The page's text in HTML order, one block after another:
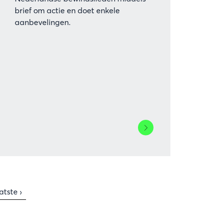
brief om actie en doet enkele
aanbevelingen.
Lees
meer
›